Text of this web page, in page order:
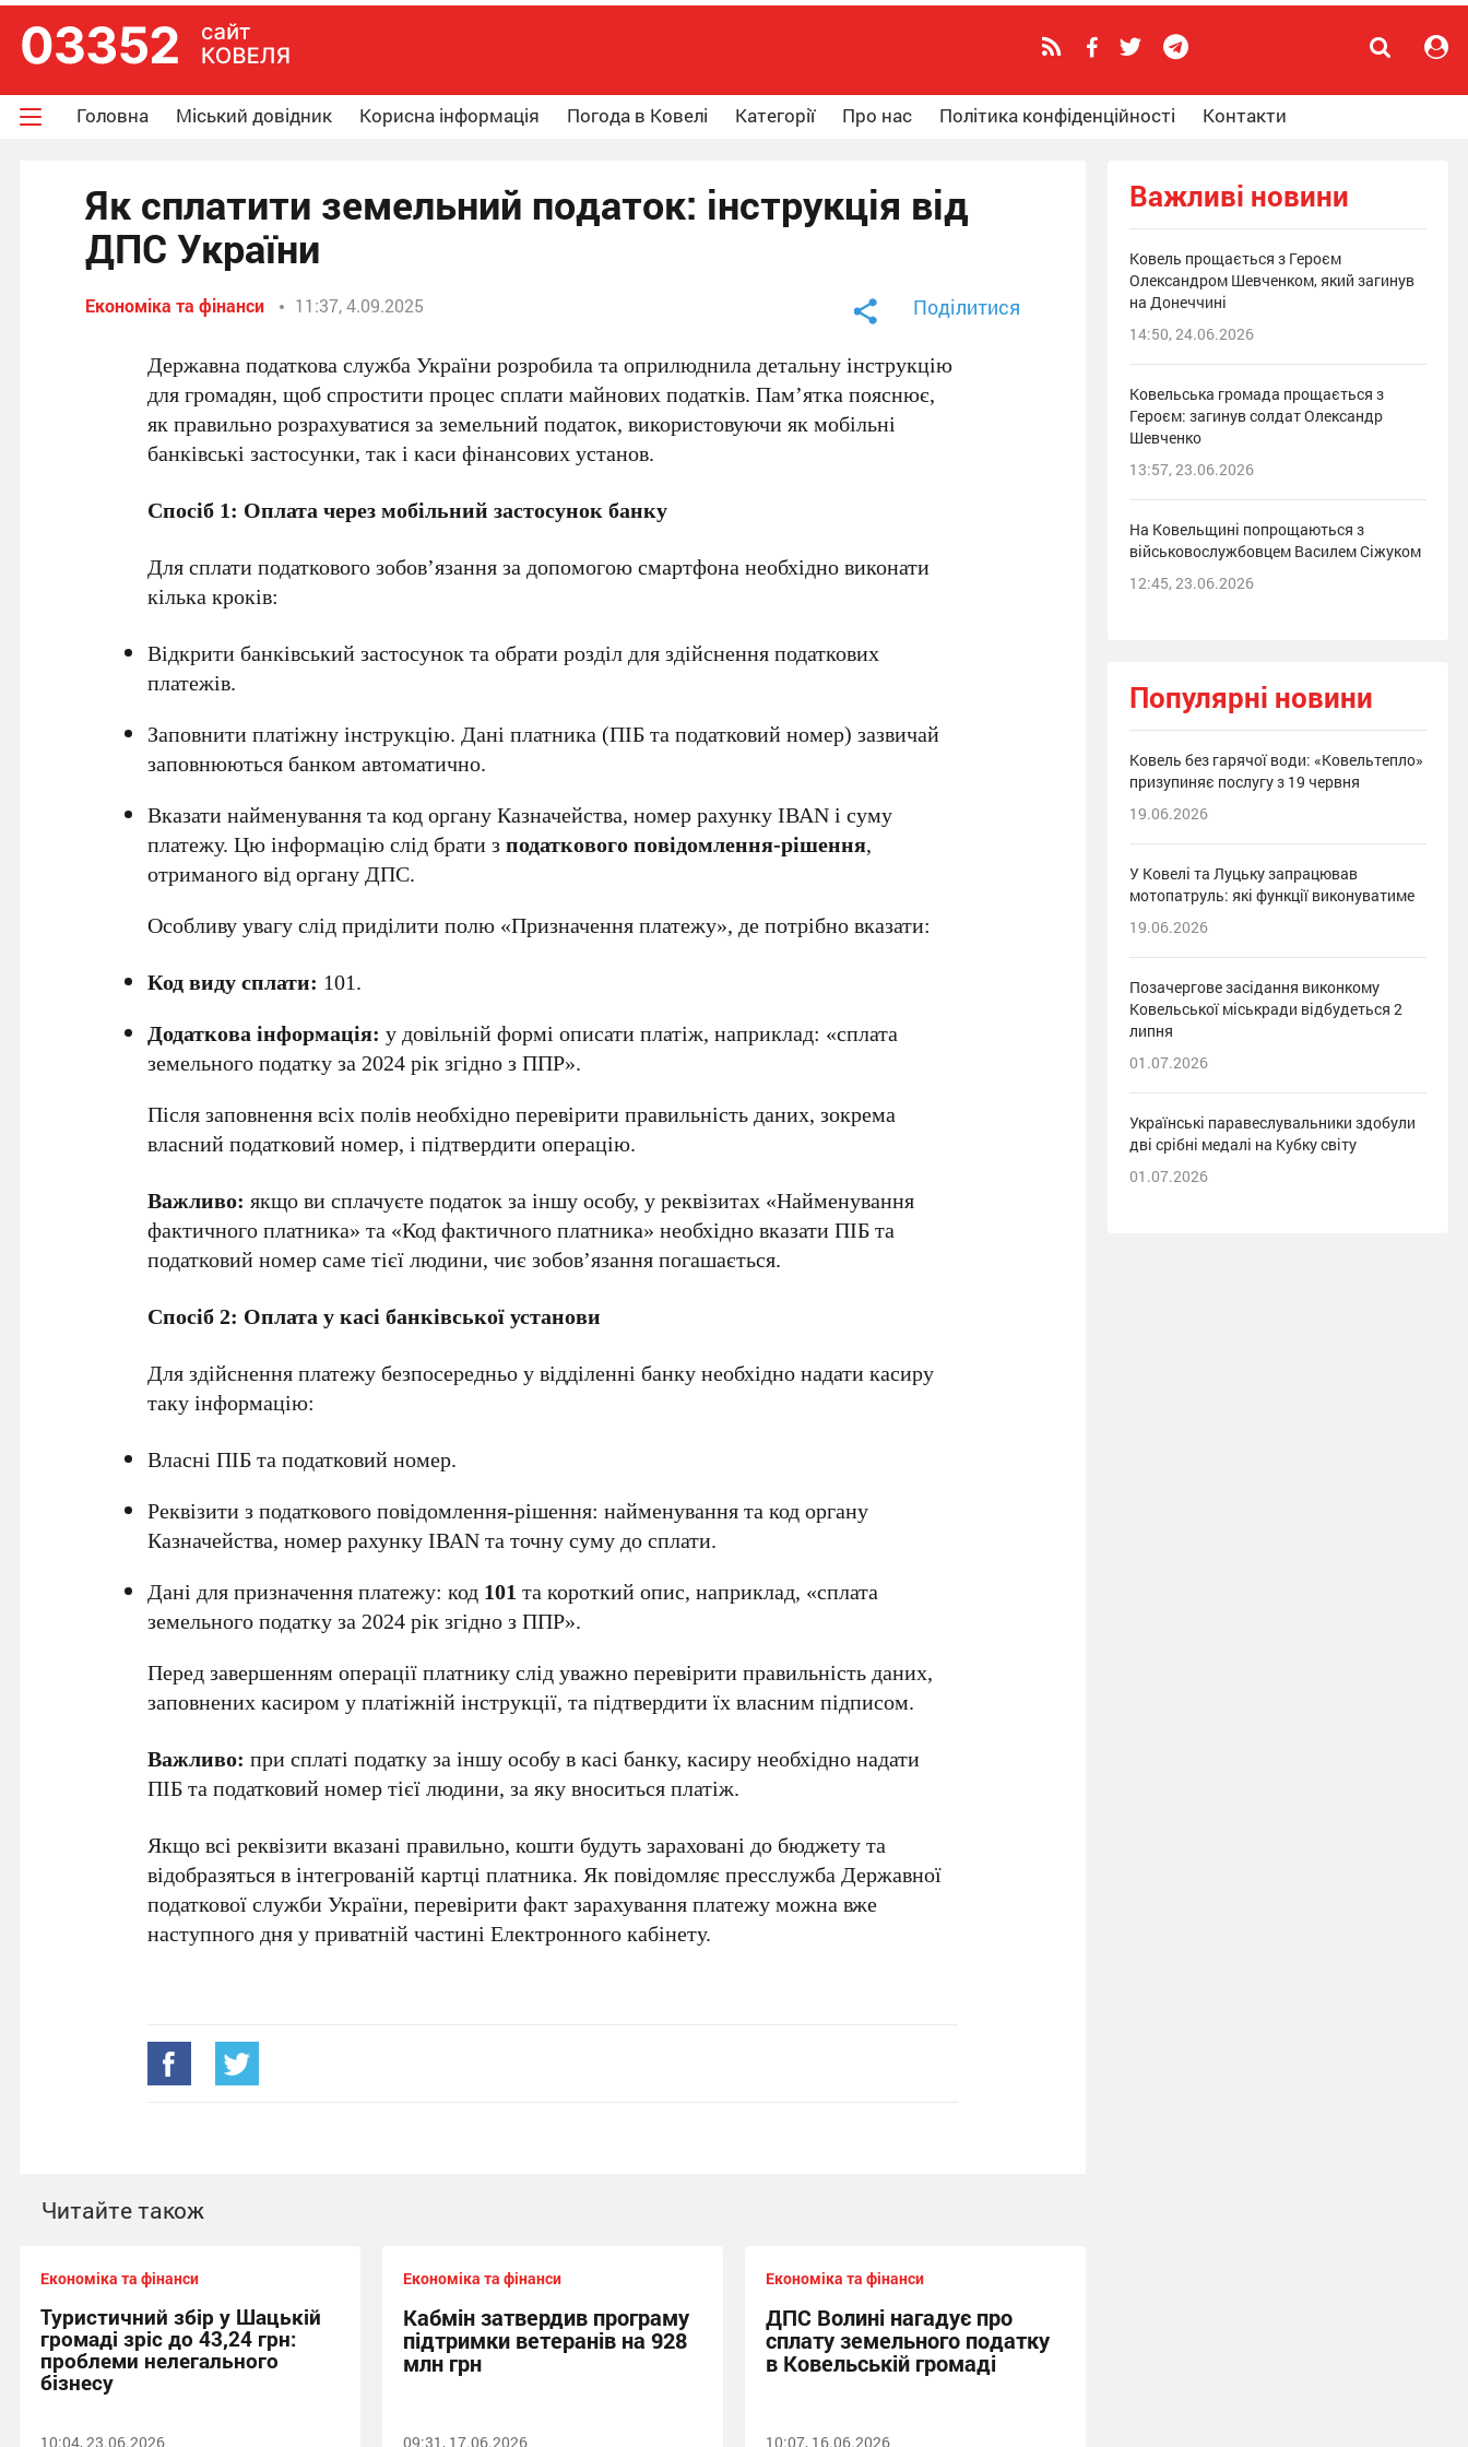
Головна Міський довідник Корисна інформація Погода в Ковелі Категорії Про нас Політика конфіденційності Контакти
Як сплатити земельний податок: інструкція від
ДПС України
Економіка та фінанси 11:37, 4.09.2025 Поділитися
Державна податкова служба України розробила та оприлюднила детальну інструкцію
для громадян, щоб спростити процес сплати майнових податків. Пам’ятка пояснює,
як правильно розрахуватися за земельний податок, використовуючи як мобільні
банківські застосунки, так і каси фінансових установ.
Спосіб 1: Оплата через мобільний застосунок банку
Для сплати податкового зобов’язання за допомогою смартфона необхідно виконати
кілька кроків:
Відкрити банківський застосунок та обрати розділ для здійснення податкових
платежів.
Заповнити платіжну інструкцію. Дані платника (ПІБ та податковий номер) зазвичай
заповнюються банком автоматично.
Вказати найменування та код органу Казначейства, номер рахунку ІВАN і суму
платежу. Цю інформацію слід брати зподаткового повідомлення-рішення,
отриманого від органу ДПС.
Особливу увагу слід приділити полю «Призначення платежу», де потрібно вказати:
Код виду сплати: 101.
Додаткова інформація: у довільній формі описати платіж, наприклад: «сплата
земельного податку за 2024 рік згідно з ППР».
Після заповнення всіх полів необхідно перевірити правильність даних, зокрема
власний податковий номер, і підтвердити операцію.
Важливо: якщо ви сплачуєте податок за іншу особу, у реквізитах «Найменування
фактичного платника» та «Код фактичного платника» необхідно вказати ПІБ та
податковий номер саме тієї людини, чиє зобов’язання погашається.
Спосіб 2: Оплата у касі банківської установи
Для здійснення платежу безпосередньо у відділенні банку необхідно надати касиру
таку інформацію:
Власні ПІБ та податковий номер.
Реквізити з податкового повідомлення-рішення: найменування та код органу
Казначейства, номер рахунку ІВАN та точну суму до сплати.
Дані для призначення платежу: код 101 та короткий опис, наприклад, «сплата
земельного податку за 2024 рік згідно з ППР».
Перед завершенням операції платнику слід уважно перевірити правильність даних,
заповнених касиром у платіжній інструкції, та підтвердити їх власним підписом.
Важливо: при сплаті податку за іншу особу в касі банку, касиру необхідно надати
ПІБ та податковий номер тієї людини, за яку вноситься платіж.
Якщо всі реквізити вказані правильно, кошти будуть зараховані до бюджету та
відобразяться в інтегрованій картці платника. Як повідомляє пресслужба Державної
податкової служби України, перевірити факт зарахування платежу можна вже
наступного дня у приватній частині Електронного кабінету.
Читайте також
Економіка та фінанси
Туристичний збір у Шацькій
громаді зріс до 43,24 грн:
проблеми нелегального
бізнесу
10:04, 23.06.2026
Економіка та фінанси
Кабмін затвердив програму
підтримки ветеранів на 928
млн грн
09:31, 17.06.2026
Економіка та фінанси
ДПС Волині нагадує про
сплату земельного податку
в Ковельській громаді
10:07, 16.06.2026
Важливі новини
Ковель прощається з Героєм
Олександром Шевченком, який загинув
на Донеччині
14:50, 24.06.2026
Ковельська громада прощається з
Героєм: загинув солдат Олександр
Шевченко
13:57, 23.06.2026
На Ковельщині попрощаються з
військовослужбовцем Василем Сіжуком
12:45, 23.06.2026
Популярні новини
Ковель без гарячої води: «Ковельтепло»
призупиняє послугу з 19 червня
19.06.2026
У Ковелі та Луцьку запрацював
мотопатруль: які функції виконуватиме
19.06.2026
Позачергове засідання виконкому
Ковельської міськради відбудеться 2
липня
01.07.2026
Українські паравеслувальники здобули
дві срібні медалі на Кубку світу
01.07.2026